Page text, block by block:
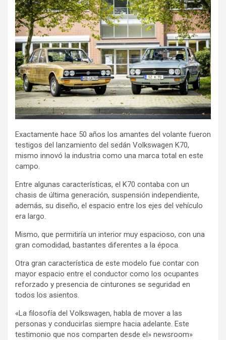
Exactamente hace 50 años los amantes del volante fueron
testigos del lanzamiento del sedán Volkswagen K70,
mismo innovó la industria como una marca total en este
campo.
Entre algunas características, el K70 contaba con un
chasis de última generación, suspensión independiente,
además, su diseño, el espacio entre los ejes del vehículo
era largo.
Mismo, que permitiría un interior muy espacioso, con una
gran comodidad, bastantes diferentes a la época.
Otra gran característica de este modelo fue contar con
mayor espacio entre el conductor como los ocupantes
reforzado y presencia de cinturones se seguridad en
todos los asientos.
«La filosofía del Volkswagen, habla de mover a las
personas y conducirlas siempre hacia adelante. Este
testimonio que nos comparten desde el» newsroom»